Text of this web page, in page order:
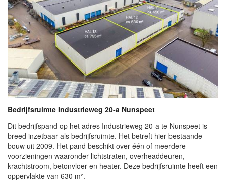
Bedrijfsruimte Industrieweg 20-a Nunspeet
Dit bedrijfspand op het adres Industrieweg 20-a te Nunspeet is
breed inzetbaar als bedrijfsruimte. Het betreft hier bestaande
bouw uit 2009. Het pand beschikt over één of meerdere
voorzieningen waaronder lichtstraten, overheaddeuren,
krachtstroom, betonvloer en heater. Deze bedrijfsruimte heeft een
oppervlakte van 630 m².